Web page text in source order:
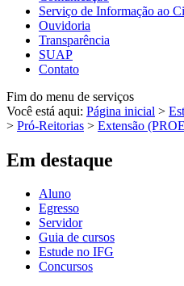
Serviço de Informação ao
Ouvidoria
Transparência
SUAP
Contato
Fim do menu de serviços
Você está aqui: Página inicial >
> Pró-Reitorias > Extensão
Em destaque
Aluno
Egresso
Servidor
Guia de cursos
Estude no IFG
Concursos